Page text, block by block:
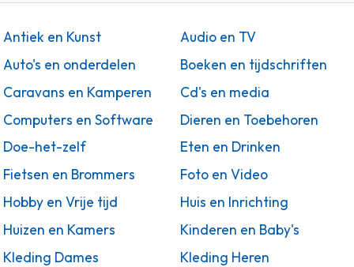
Antiek en Kunst
Audio en TV
Auto's en onderdelen
Boeken en tijdschriften
Caravans en Kamperen
Cd's en media
Computers en Software
Dieren en Toebehoren
Doe-het-zelf
Eten en Drinken
Fietsen en Brommers
Foto en Video
Hobby en Vrije tijd
Huis en Inrichting
Huizen en Kamers
Kinderen en Baby's
Kleding Dames
Kleding Heren